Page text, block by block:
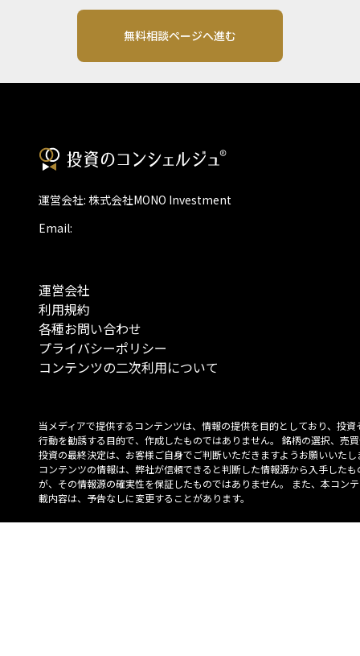
無料相談ページへ進む
運営会社: 株式会社MONO Investment
Email:
運営会社
利用規約
各種お問い合わせ
プライバシーポリシー
コンテンツの二次利用について
当メディアで提供するコンテンツは、情報の提供を目的としており、投資
行動を勧誘する目的で、作成したものではありません。 銘柄の選択、売
投資の最終決定は、お客様ご自身でご判断いただきますようお願いいたし
コンテンツの情報は、弊社が信頼できると判断した情報源から入手したも
が、その情報源の確実性を保証したものではありません。 また、本コン
載内容は、予告なしに変更することがあります。